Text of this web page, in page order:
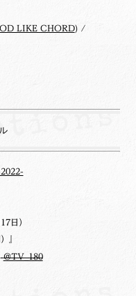
LIKE CHORD) /
17日）
』
@TV_180